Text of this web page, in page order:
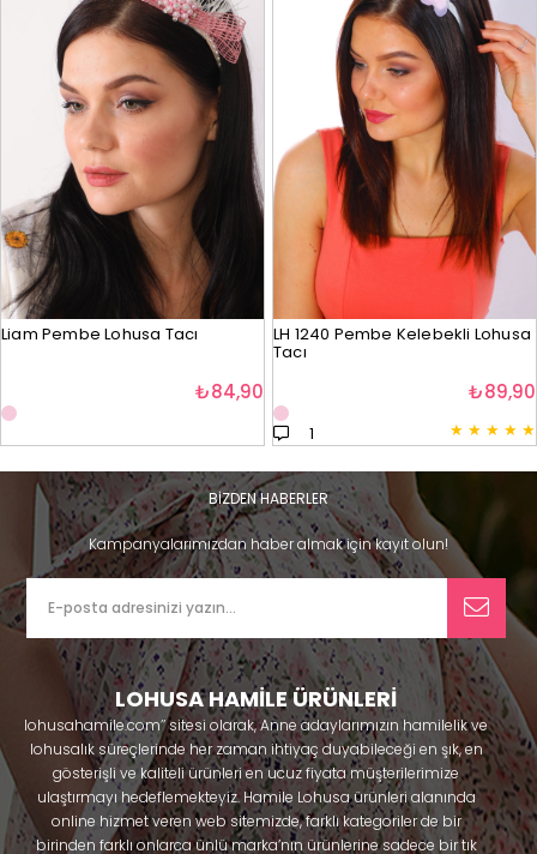
Liam Pembe Lohusa Tacı
₺84,90
LH 1240 Pembe Kelebekli Lohusa
Tacı
★ ★ ★ ★ ★
1
₺89,90
BİZDEN HABERLER
Kampanyalarımızdan haber almak için kayıt olun!
LOHUSA HAMİLE ÜRÜNLERİ
lohusahamile.com’’ sitesi olarak, Anne adaylarımızın hamilelik ve
lohusalık süreçlerinde her zaman ihtiyaç duyabileceği en şık, en
gösterişli ve kaliteli ürünleri en ucuz fiyata müşterilerimize
ulaştırmayı hedeflemekteyiz. Hamile Lohusa ürünleri alanında
online hizmet veren web sitemizde, farklı kategoriler de bir
birinden farklı onlarca ünlü marka’nın ürünlerine sadece bir tık